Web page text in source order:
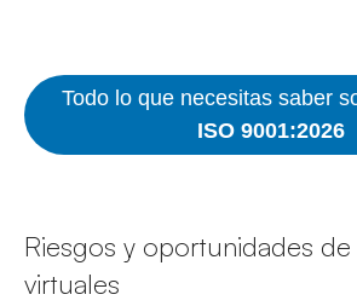
Todo lo que necesitas saber
ISO 9001:2026
Riesgos y oportunidades
virtuales